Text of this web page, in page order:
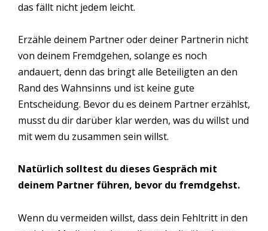
das fällt nicht jedem leicht.
Erzähle deinem Partner oder deiner Partnerin nicht
von deinem Fremdgehen, solange es noch
andauert, denn das bringt alle Beteiligten an den
Rand des Wahnsinns und ist keine gute
Entscheidung. Bevor du es deinem Partner erzählst,
musst du dir darüber klar werden, was du willst und
mit wem du zusammen sein willst.
Natürlich solltest du dieses Gespräch mit
deinem Partner führen, bevor du fremdgehst.
Wenn du vermeiden willst, dass dein Fehltritt in den